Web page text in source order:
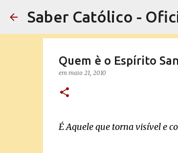
Saber Católico -
Quem è o Espírito
em maio 21, 2010
É Aquele que torna visível e